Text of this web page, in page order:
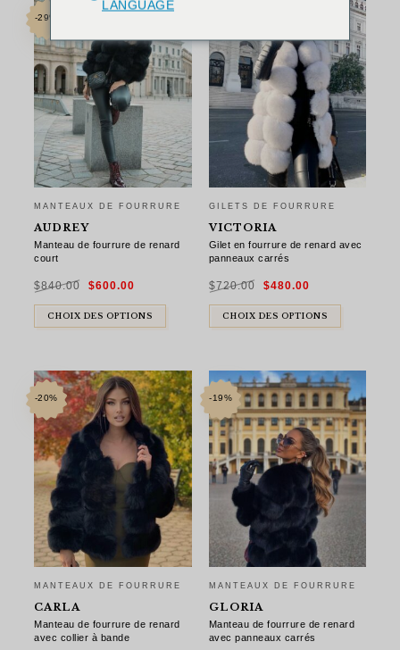
-29%
MANTEAUX DE FOURRURE
AUDREY
Manteau de fourrure de renard
court
$840.00 prix
était :
$840.00.
$600.00
est :
$600.00.
CHOIX DES OPTIONS
GILETS DE FOURRURE
VICTORIA
Gilet en fourrure de renard avec
panneaux carrés
$720.00 prix
était :
$720.00.
$480.00prix
est :
$480.00.
CHOIX DES OPTIONS
-20%
MANTEAUX DE FOURRURE
CARLA
Manteau de fourrure de renard
avec collier à bande
-19%
MANTEAUX DE FOURRURE
GLORIA
Manteau de fourrure de renard
avec panneaux carrés
LANGUAGE